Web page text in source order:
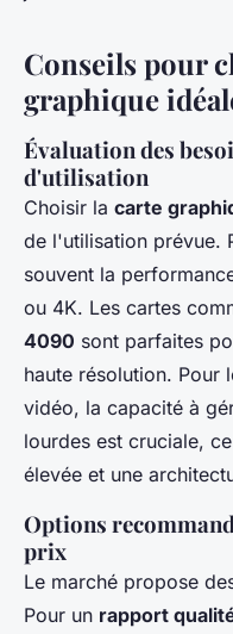
Conseils pour
graphique
Évaluation des
d'utilisation
Choisir la carte
de l'utilisation prévue.
souvent la
ou 4K. Les cartes
4090 sont parfaites
haute résolution. Pour
vidéo, la capacité à
lourdes est cruciale,
élevée et une
Options
prix
Le marché propose
Pour un rapport